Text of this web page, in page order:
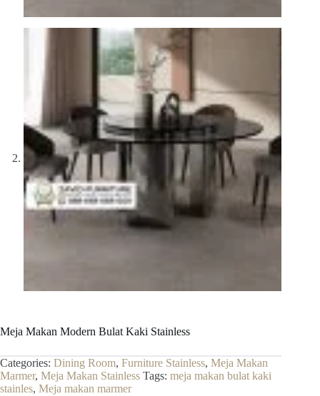
Meja Makan Modern Bulat Kaki Stainless
Categories: Dining Room, Furniture Stainless, Meja Makan
Marmer, Meja Makan Stainless Tags: meja makan bulat kaki
stainles, Meja makan marmer